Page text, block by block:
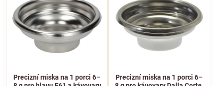
Precizní miska na 1 porci 6–
Precizní miska na 1 porci 6–